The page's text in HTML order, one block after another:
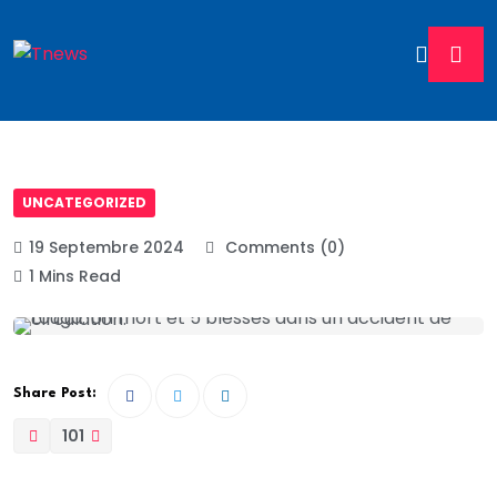
UNCATEGORIZED
19 Septembre 2024
Comments (0)
1 Mins Read
Share Post:
101